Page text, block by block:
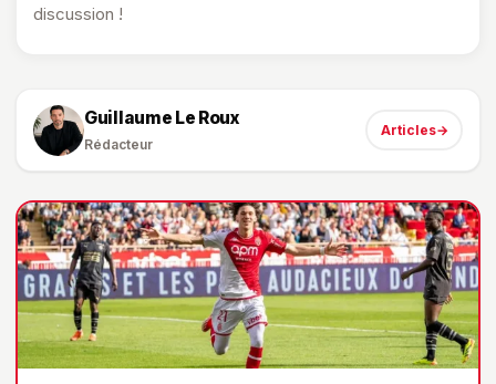
discussion !
Guillaume Le Roux
Rédacteur
Articles→